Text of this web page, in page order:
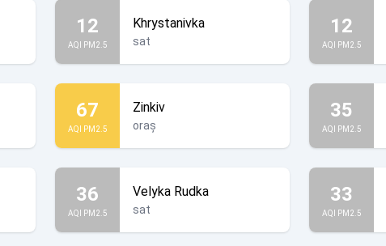
12
AQI PM2.5
Khrystanivka
sat
12
AQI PM2.5
67
AQI PM2.5
Zinkiv
oraș
35
AQI PM2.5
36
AQI PM2.5
Velyka Rudka
sat
33
AQI PM2.5